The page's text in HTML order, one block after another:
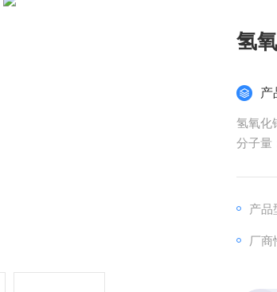
氢
产
氢氧化
分子量
产品
厂商